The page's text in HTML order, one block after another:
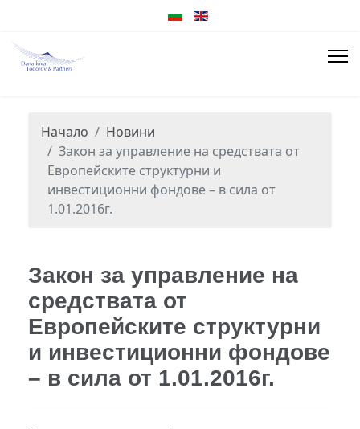
Начало
Новини
Закон за управление на средствата от
Европейските структурни и
инвестиционни фондове – в сила от
1.01.2016г.
Закон за управление на
средствата от
Европейските структурни
и инвестиционни фондове
– в сила от 1.01.2016г.